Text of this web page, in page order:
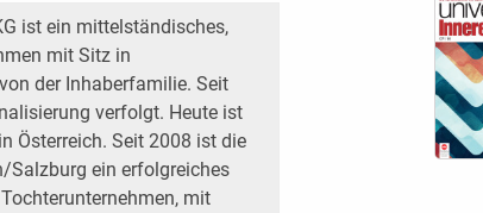
ist ein mittelständisches,
mit Sitz in
der Inhaberfamilie. Seit
verfolgt. Heute ist
Österreich. Seit 2008 ist die
Salzburg ein erfolgreiches
mit